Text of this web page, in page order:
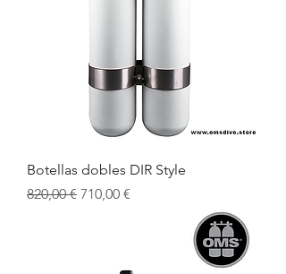
Botellas dobles DIR Style
Precio
820,00 € Precio de oferta
710,00 €